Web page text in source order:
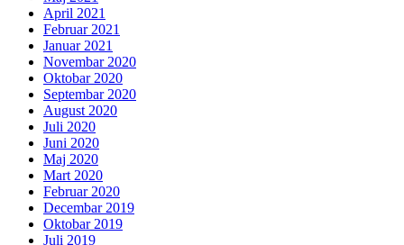
April 2021
Februar 2021
Januar 2021
Novembar 2020
Oktobar 2020
Septembar 2020
August 2020
Juli 2020
Juni 2020
Maj 2020
Mart 2020
Februar 2020
Decembar 2019
Oktobar 2019
Juli 2019